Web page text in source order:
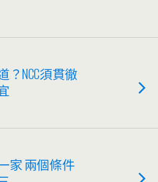
NCC須貫徹
家 兩個條件